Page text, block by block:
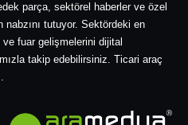
parça, sektörel haberler ve özel
nabzını tutuyor. Sektördeki en
fuar gelişmelerini dijital
takip edebilirsiniz. Ticari araç